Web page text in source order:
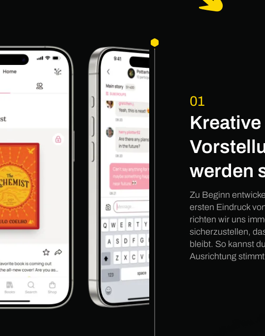
01
werden
Zu Beginn
ersten Eindruck
richten wir uns
sicherzustellen,
bleibt. So kannst
Ausrichtung